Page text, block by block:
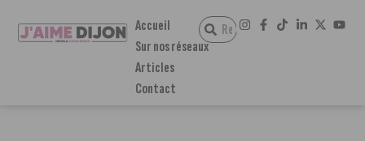
Accueil
Sur nos réseaux
Articles
Contact